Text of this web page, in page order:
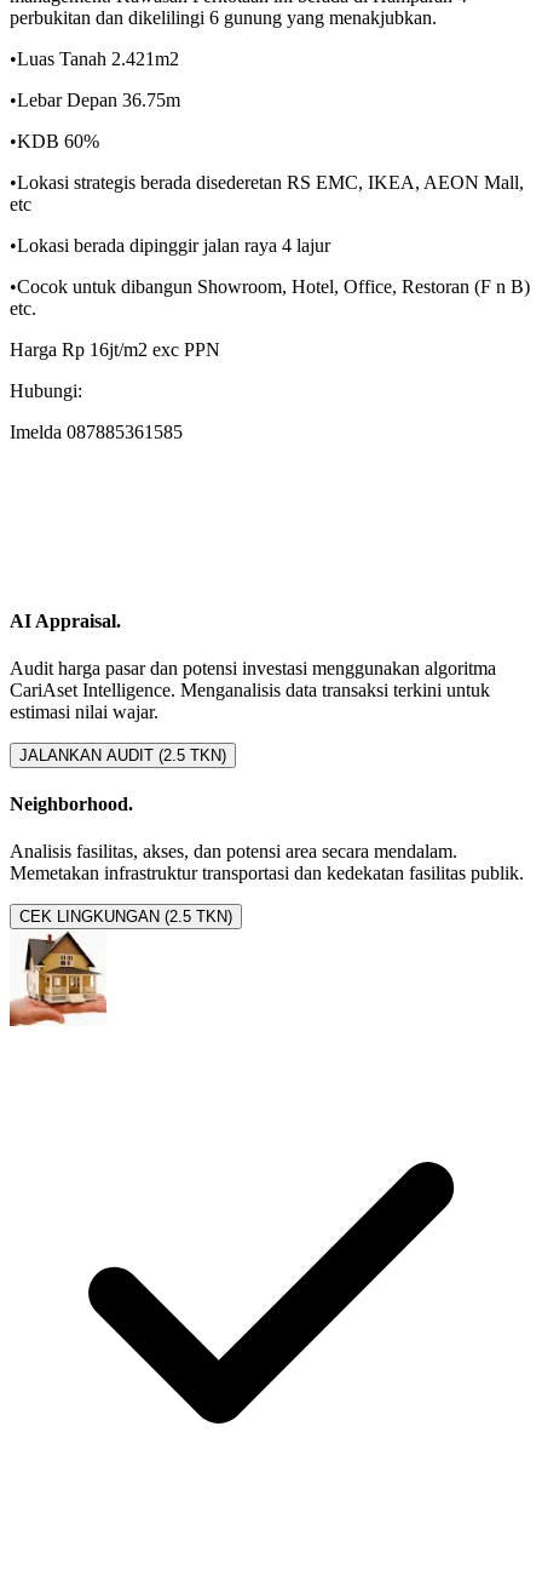
perbukitan dan dikelilingi 6 gunung yang menakjubkan.
•Luas Tanah 2.421m2
•Lebar Depan 36.75m
•KDB 60%
•Lokasi strategis berada disederetan RS EMC, IKEA, AEON Mall,
etc
•Lokasi berada dipinggir jalan raya 4 lajur
•Cocok untuk dibangun Showroom, Hotel, Office, Restoran (F n B)
etc.
Harga Rp 16jt/m2 exc PPN
Hubungi:
Imelda 087885361585
AI Appraisal.
Audit harga pasar dan potensi investasi menggunakan algoritma
CariAset Intelligence. Menganalisis data transaksi terkini untuk
estimasi nilai wajar.
JALANKAN AUDIT (2.5 TKN)
Neighborhood.
Analisis fasilitas, akses, dan potensi area secara mendalam.
Memetakan infrastruktur transportasi dan kedekatan fasilitas publik.
CEK LINGKUNGAN (2.5 TKN)